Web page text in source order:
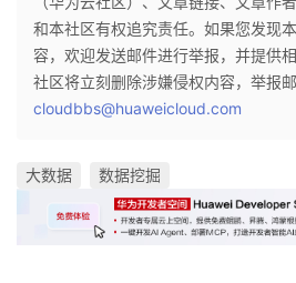
和本社区有权追究责任。如果您发现
容，欢迎发送邮件进行举报，并提供
社区将立刻删除涉嫌侵权内容，举报邮
cloudbbs@huaweicloud.com
大数据 数据挖掘